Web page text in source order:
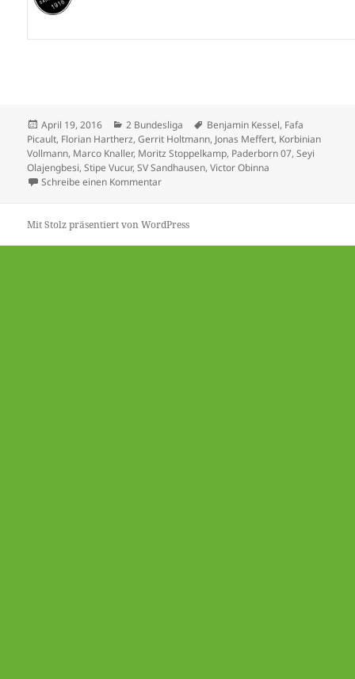
Veröffentlicht
am
April 19, 2016 Kategorien
2 Bundesliga Schlagwörter
Benjamin Kessel, Fafa
Picault, Florian Hartherz,Gerrit Holtmann, Jonas Meffert, Korbinian
Vollmann, Marco Knaller, Moritz Stoppelkamp, Paderborn 07,Seyi
Olajengbesi,Stipe Vucur,SV Sandhausen,Victor Obinna
Schreibe einen Kommentarzu SC Paderborn mit wichtigem Schritt –
Mit Stolz präsentiert von WordPress